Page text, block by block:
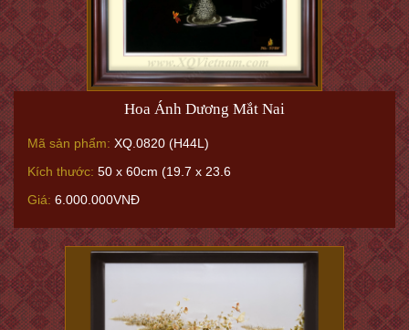
Hoa Ánh Dương Mắt Nai
Mã sản phẩm: XQ.0820 (H44L)
Kích thước: 50 x 60cm (19.7 x 23.6
Giá: 6.000.000VNĐ